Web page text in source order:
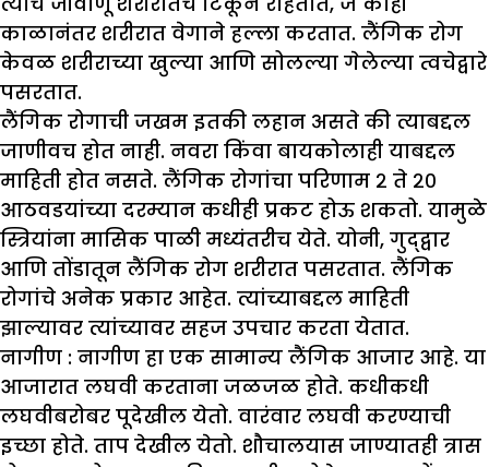
काळानंतर शरीरात वेगाने हल्ला करतात. लैंगिक रोग
केवळ शरीराच्या खुल्या आणि सोलल्या गेलेल्या त्वचेद्वारे
पसरतात.
लैंगिक रोगाची जखम इतकी लहान असते की त्याबद्दल
जाणीवच होत नाही. नवरा किंवा बायकोलाही याबद्दल
माहिती होत नसते. लैंगिक रोगांचा परिणाम २ ते २०
आठवडयांच्या दरम्यान कधीही प्रकट होऊ शकतो. यामुळे
स्त्रियांना मासिक पाळी मध्यंतरीच येते. योनी, गुद्द्वार
आणि तोंडातून लैंगिक रोग शरीरात पसरतात. लैंगिक
रोगांचे अनेक प्रकार आहेत. त्यांच्याबद्दल माहिती
झाल्यावर त्यांच्यावर सहज उपचार करता येतात.
नागीण : नागीण हा एक सामान्य लैंगिक आजार आहे. या
आजारात लघवी करताना जळजळ होते. कधीकधी
लघवीबरोबर पूदेखील येतो. वारंवार लघवी करण्याची
इच्छा होते. ताप देखील येतो. शौचालयास जाण्यातही त्रास